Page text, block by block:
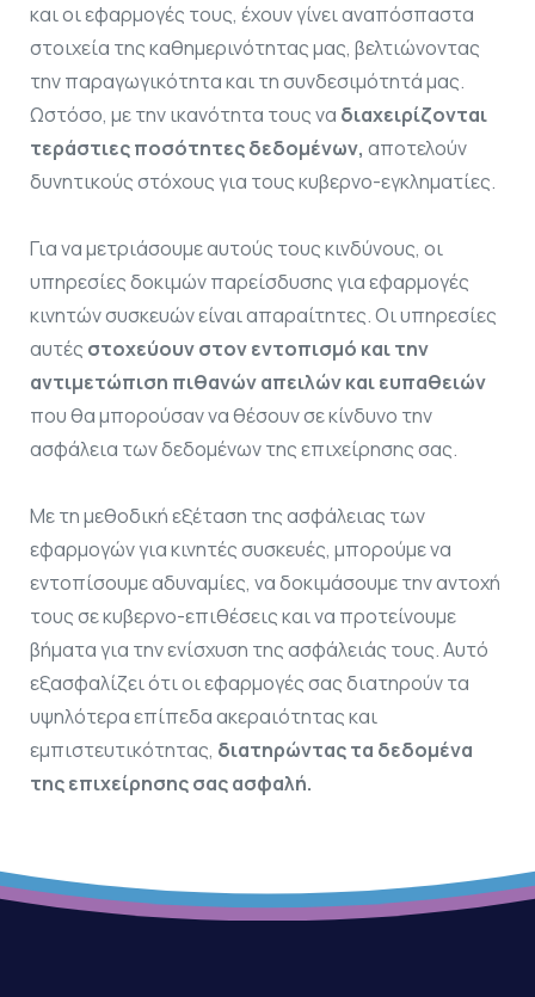
και οι εφαρμογές τους, έχουν γίνει αναπόσπαστα
στοιχεία της καθημερινότητας μας, βελτιώνοντας
την παραγωγικότητα και τη συνδεσιμότητά μας.
Ωστόσο, με την ικανότητα τους να διαχειρίζονται
τεράστιες ποσότητες δεδομένων, αποτελούν
δυνητικούς στόχους για τους κυβερνο-εγκληματίες.
Για να μετριάσουμε αυτούς τους κινδύνους, οι
υπηρεσίες δοκιμών παρείσδυσης για εφαρμογές
κινητών συσκευών είναι απαραίτητες. Οι υπηρεσίες
αυτές στοχεύουν στον εντοπισμό και την
αντιμετώπιση πιθανών απειλών και ευπαθειών
που θα μπορούσαν να θέσουν σε κίνδυνο την
ασφάλεια των δεδομένων της επιχείρησης σας.
Με τη μεθοδική εξέταση της ασφάλειας των
εφαρμογών για κινητές συσκευές, μπορούμε να
εντοπίσουμε αδυναμίες, να δοκιμάσουμε την αντοχή
τους σε κυβερνο-επιθέσεις και να προτείνουμε
βήματα για την ενίσχυση της ασφάλειάς τους. Αυτό
εξασφαλίζει ότι οι εφαρμογές σας διατηρούν τα
υψηλότερα επίπεδα ακεραιότητας και
εμπιστευτικότητας, διατηρώντας τα δεδομένα
της επιχείρησης σας ασφαλή.